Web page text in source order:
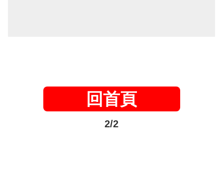
回首頁
2/2